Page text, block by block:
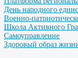
День народного
Военно-
Школа Активного
Самоуправление
Здоровый образ